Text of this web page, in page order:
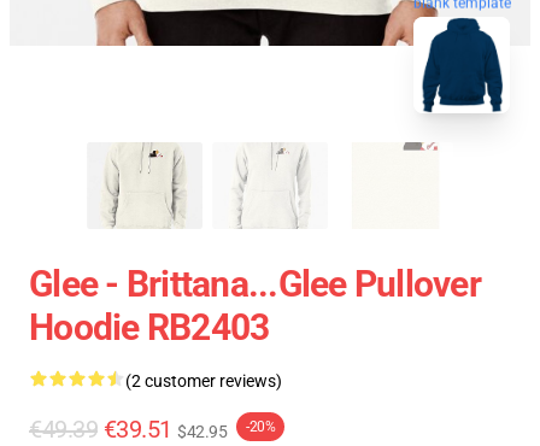
blank template
Glee - Brittana...Glee Pullover
Hoodie RB2403
(2 customer reviews)
€49.39 €39.51 $42.95 -20%